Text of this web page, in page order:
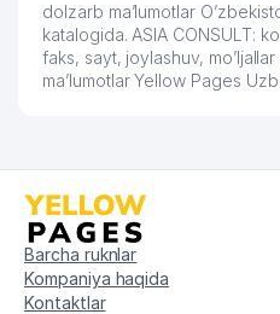
dolzarb ma’lumotlar
katalogida. ASIA CONSULT:
faks, sayt, joylashuv,
ma’lumotlar Yellow Pages
Barcha ruknlar
Kompaniya haqida
Kontaktlar